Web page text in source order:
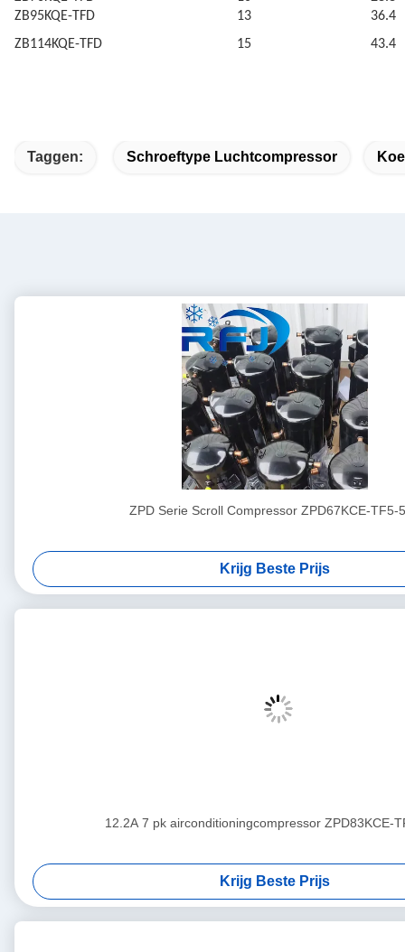
ZB95KQE-TFD
13
36.4
ZB114KQE-TFD
15 43.4
Taggen: Schroeftype Luchtcompressor
ZPD Serie Scroll Compressor ZPD67KCE-TF5-
Krijg Beste Prijs
12.2A 7 pk airconditioningcompressor ZPD83KCE-
Krijg Beste Prijs